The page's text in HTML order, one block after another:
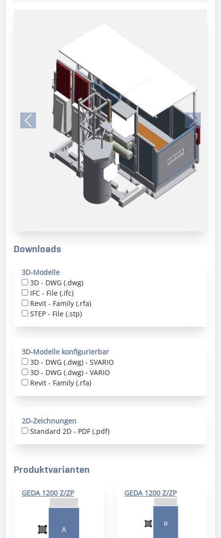
Previous Next
Downloads
3D-Modelle
3D - DWG (.dwg)
IFC - File (.ifc)
Revit - Family (.rfa)
STEP - File (.stp)
3D-Modelle konfigurierbar
3D - DWG (.dwg) - SVARIO
3D - DWG (.dwg) - VARIO
Revit - Family (.rfa)
2D-Zeichnungen
Standard 2D - PDF (.pdf)
Produktvarianten
GEDA 1200 Z/ZP GEDA 1200 Z/ZP